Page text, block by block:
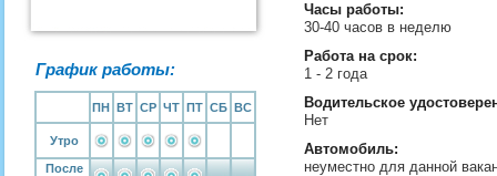
График работы:
ПН ВТ СР ЧТ ПТ СБ ВС
Утро
После
Часы работы:
30-40 часов в неделю
Работа на срок:
1 - 2 года
Водительское
Нет
Автомобиль:
неуместно для данной